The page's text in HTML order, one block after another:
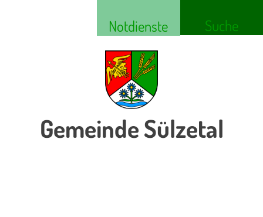
Notdienste Suche
Gemeinde Sülzetal